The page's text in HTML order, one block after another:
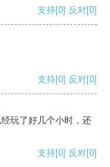
支持[0] 反对[0]
支持[0] 反对[0]
玩了好几个小时，还
支持[0] 反对[0]